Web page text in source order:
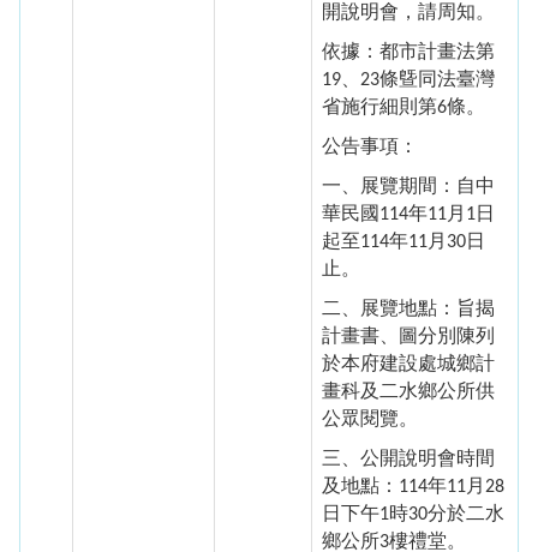
開說明會，請周知。
依據：都市計畫法第
19 23條曁同法臺灣
省施行細則第6條。
公告事項：
一、展覽期間：自中
華民國 114年11月 1日
起至114年11月 30日
止。
二、展覽地點：旨揭
計畫書、圖分別陳列
於本府建設處城鄉計
畫科及二水鄉公所供
公眾閱覽。
三、公開說明會時間
及地點： 114年11月 28
日下午1時30分於二水
鄉公所3樓禮堂。